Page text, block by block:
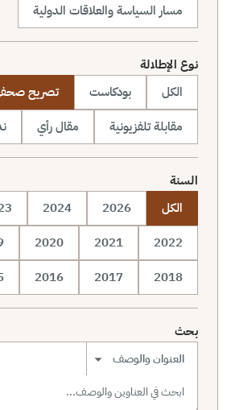
مسار السياسة والعلاقات الدولية
نوع الإطلالة
الكل
بودكاست
تصريح
مقابلة تلفزيونية
مقال رأي
السنة
الكل
2026
2024
2022
2021
2020
2018
2017
2016
بحث
نطاق البحث